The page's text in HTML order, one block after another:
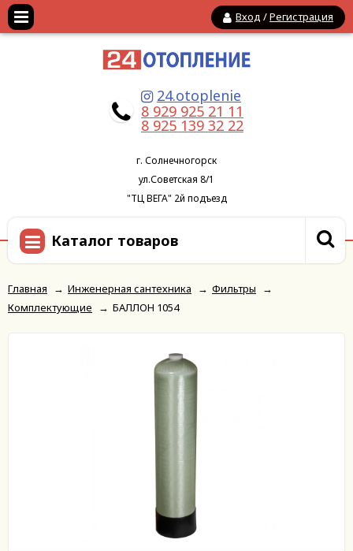
Вход /Регистрация
24.otoplenie
8 929 925 21 11
8 925 139 32 22
г. Солнечногорск
ул.Советская 8/1
"ТЦ ВЕГА" 2й подъезд
Каталог товаров
Главная → Инженерная сантехника → Фильтры
→
Комплектующие
→ БАЛЛОН 1054